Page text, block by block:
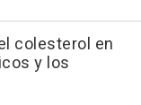
colesterol en
y los